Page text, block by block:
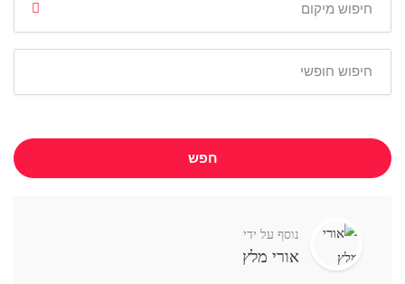
חפש
נוסף על ידי
אורי מלץ